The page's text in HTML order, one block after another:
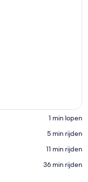
‪1 min lopen‬
‪5 min rijden‬
‪11 min rijden‬
‪36 min rijden‬